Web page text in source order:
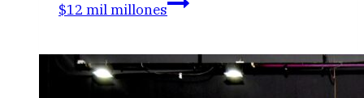
$12 mil millones